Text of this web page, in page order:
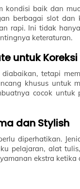
baik dan
berbagai slot
rapi. Ini tidak
keteraturan.
untuk
tetapi
khusus untuk
cocok
dan Stylish
diperhatikan.
pelajaran, alat
ekstra